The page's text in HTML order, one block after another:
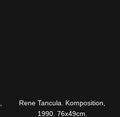
Rene Tancula. Komposition,
1990. 76x49cm.